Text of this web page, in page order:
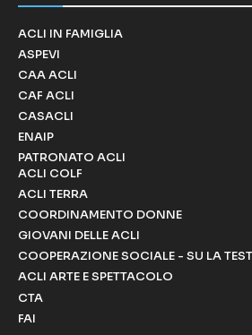
ACLI IN FAMIGLIA
ASPEVI
CAA ACLI
CAF ACLI
CASACLI
ENAIP
PATRONATO ACLI
ACLI COLF
ACLI TERRA
COORDINAMENTO DONNE
GIOVANI DELLE ACLI
COOPERAZIONE SOCIALE - SU LA
ACLI ARTE E SPETTACOLO
CTA
FAI